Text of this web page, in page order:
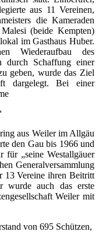
aus 11 Vereinen,
die Kameraden
(beide Kempten)
im Gasthaus Huber.
Wiederaufbau des
durch Schaffung einer
geben, wurde das Ziel
dargelegt. Bei einer
aus Weiler im Allgäu
den Gau bis 1966 und
für „seine Westallgäuer
Generalversammlung
13 Vereine ihren Beitritt
wurde auch das erste
Weiler mit
von 695 Schützen,